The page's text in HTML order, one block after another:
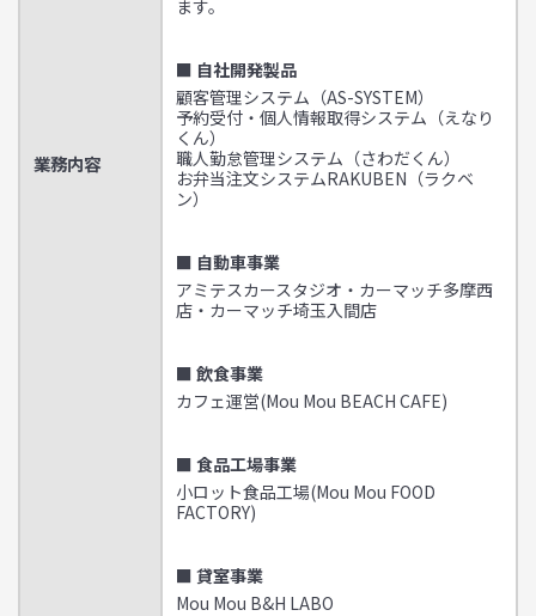
業務内容
ます。
■ 自社開発製品
顧客管理システム（AS-SYSTEM）
予約受付・個人情報取得システム（えなり
くん）
職人勤怠管理システム（さわだくん）
お弁当注文システムRAKUBEN（ラクベ
ン）
■ 自動車事業
アミテスカースタジオ・カーマッチ多摩西
店・カーマッチ埼玉入間店
■ 飲食事業
カフェ運営(Mou Mou BEACH CAFE)
■ 食品工場事業
小ロット食品工場(Mou Mou FOOD
FACTORY)
■ 貸室事業
Mou Mou B&H LABO